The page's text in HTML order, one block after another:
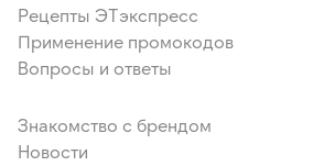
Рецепты ЭТэкспресс
Применение промокодов
Вопросы и ответы
Знакомство с брендом
Новости